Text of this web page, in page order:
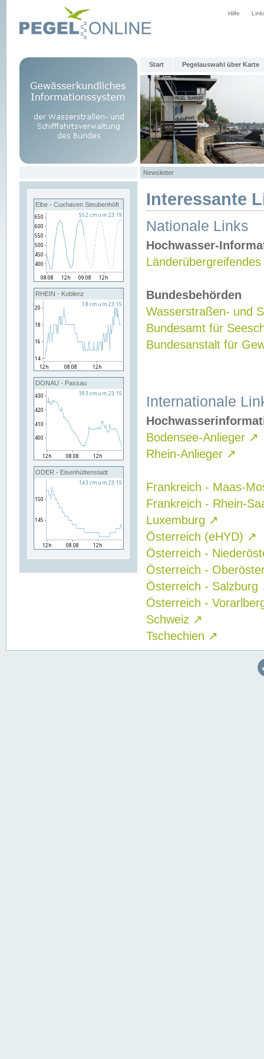
Hilfe
Start Pegelauswahl über Karte
Newsletter
Elbe - Cuxhaven Steubenhöft
RHEIN - Koblenz
DONAU - Passau
ODER - Eisenhüttenstadt
Interessante
Nationale Links
Hochwasser-
Bundesbehörden
Wasserstraßen- und
Bundesamt für
Bundesanstalt für
Internationale
Bodensee-Anlieger ↗
Rhein-Anlieger ↗
Frankreich - Maas-
Frankreich - Rhein-
Luxemburg ↗
Österreich (eHYD) ↗
Österreich -
Österreich -
Österreich - Salzburg
Österreich -
Schweiz ↗
Tschechien ↗